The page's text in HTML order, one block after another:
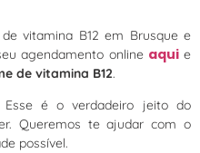
vitamina B12 em Brusque e
agendamento online aquie
de vitamina B12.
é o verdadeiro jeito do
Queremos te ajudar com o
possível.